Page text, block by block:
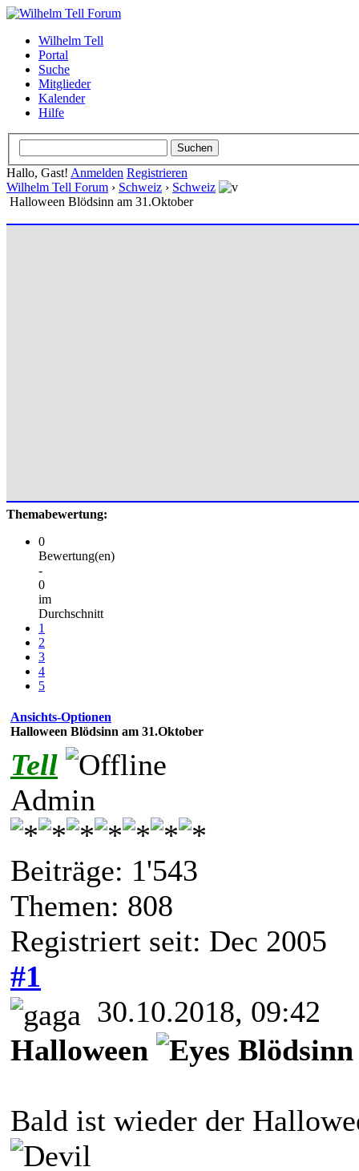
Wilhelm Tell
Portal
Suche
Mitglieder
Kalender
Hilfe
Hallo, Gast! Anmelden Registrieren
Wilhelm Tell Forum › Schweiz › Schweiz
Halloween Blödsinn am 31.Oktober
Themabewertung:
0
Bewertung(en)
-
0
im
Durchschnitt
1
2
3
4
5
Ansichts-Optionen
Halloween Blödsinn am 31.Oktober
Tell
Admin
Beiträge: 1'543
Themen: 808
Registriert seit: Dec 2005
#1
30.10.2018, 09:42
Halloween
Bald ist wieder der